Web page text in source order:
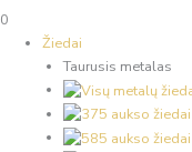
0
Žiedai
Taurusis metalas